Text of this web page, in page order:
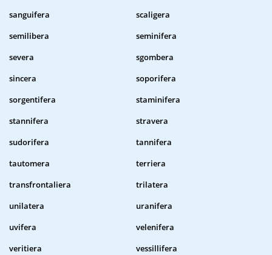
sanguifera
scaligera
semilibera
seminifera
severa
sgombera
sincera
soporifera
sorgentifera
staminifera
stannifera
stravera
sudorifera
tannifera
tautomera
terriera
transfrontaliera
trilatera
unilatera
uranifera
uvifera
velenifera
veritiera
vessillifera